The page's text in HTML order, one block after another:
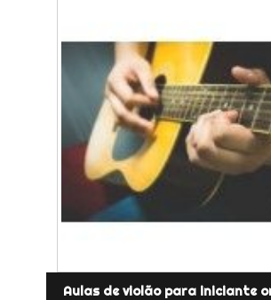
Aulas de violão para iniciante